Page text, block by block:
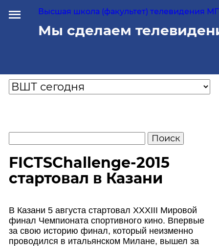
Высшая школа (факультет) телевидения
Мы сделаем
FICTSChallenge-2015
стартовал в Казани
В Казани 5 августа стартовал XXXIII Мировой
финал Чемпионата спортивного кино. Впервые
за свою историю финал, который неизменно
проводился в итальянском Милане, вышел за